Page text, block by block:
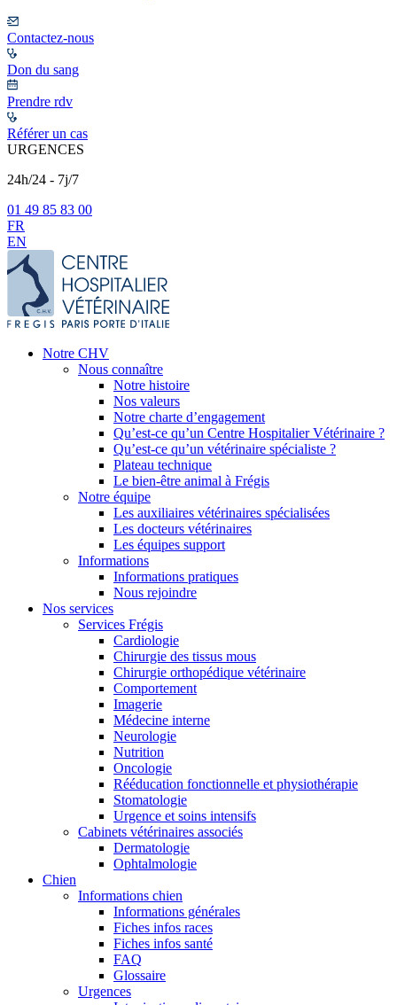
Contactez-nous
Don du sang
Prendre rdv
Référer un cas
URGENCES
24h/24 - 7j/7
01 49 85 83 00
FR
EN
Notre CHV
Nous connaître
Notre histoire
Nos valeurs
Notre charte d’engagement
Qu’est-ce qu’un Centre Hospitalier Vétérinaire ?
Qu’est-ce qu’un vétérinaire spécialiste ?
Plateau technique
Le bien-être animal à Frégis
Notre équipe
Les auxiliaires vétérinaires spécialisées
Les docteurs vétérinaires
Les équipes support
Informations
Informations pratiques
Nous rejoindre
Nos services
Services Frégis
Cardiologie
Chirurgie des tissus mous
Chirurgie orthopédique vétérinaire
Comportement
Imagerie
Médecine interne
Neurologie
Nutrition
Oncologie
Rééducation fonctionnelle et physiothérapie
Stomatologie
Urgence et soins intensifs
Cabinets vétérinaires associés
Dermatologie
Ophtalmologie
Chien
Informations chien
Informations générales
Fiches infos races
Fiches infos santé
FAQ
Glossaire
Urgences